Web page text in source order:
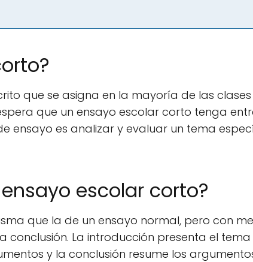
que se asigna en la mayoría de las
que un ensayo escolar corto tenga
ensayo es analizar y evaluar un tema
escolar corto?
que la de un ensayo normal, pero con
conclusión. La introducción presenta el tema
y la conclusión resume los